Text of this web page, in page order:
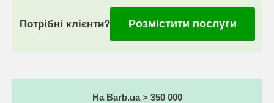
Потрібні клієнти? Розмістити послуги
На Barb.ua > 350 000